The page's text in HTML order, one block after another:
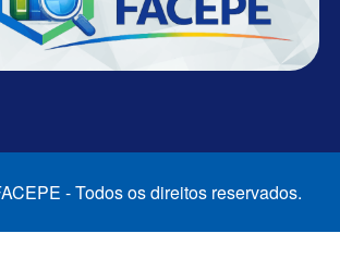
- Todos os direitos reservados.